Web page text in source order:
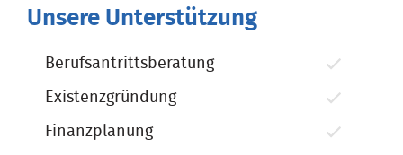
Unsere Unterstützung
Berufsantrittsberatung
Existenzgründung
Finanzplanung